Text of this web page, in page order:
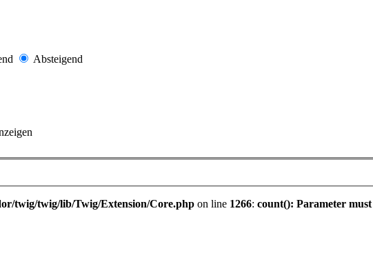
Absteigend
twig/twig/lib/Twig/Extension/Core.php on line 1266: count(): Parameter